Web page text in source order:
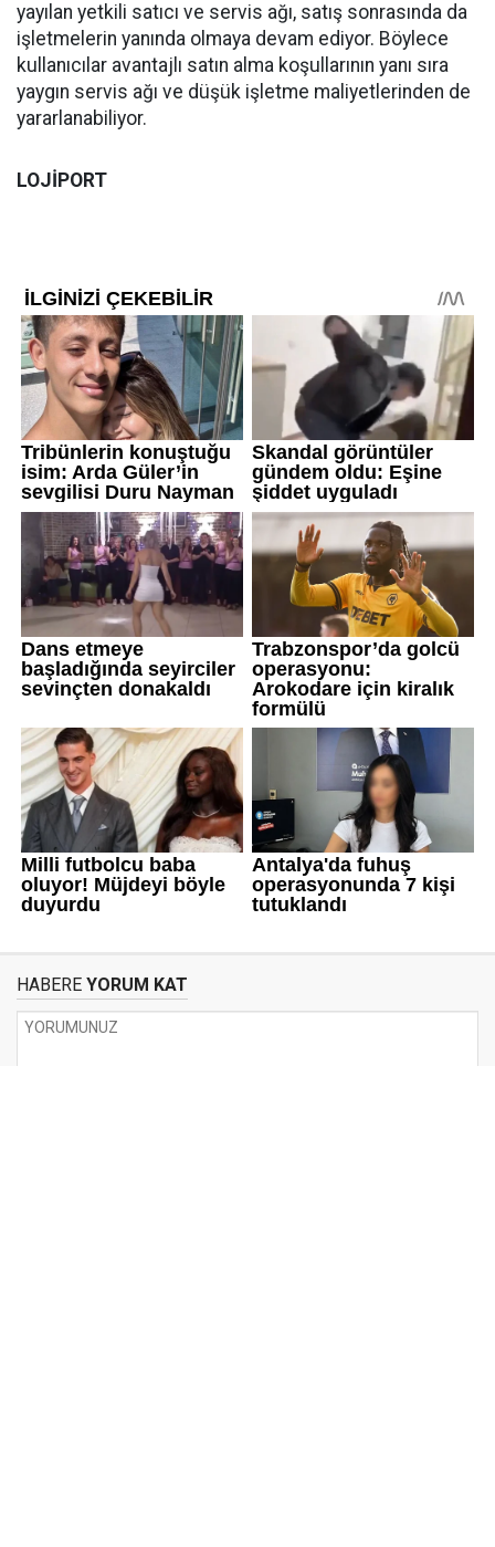
yayılan yetkili satıcı ve servis ağı, satış sonrasında da
işletmelerin yanında olmaya devam ediyor. Böylece
kullanıcılar avantajlı satın alma koşullarının yanı sıra
yaygın servis ağı ve düşük işletme maliyetlerinden de
yararlanabiliyor.
LOJİPORT
HABERE YORUM KAT